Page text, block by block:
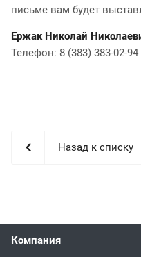
письме вам будет
Ержак Николай
Телефон: 8 (383) 383-02-
Назад к списку
Компания